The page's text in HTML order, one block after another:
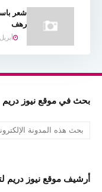
شعر
رهف
أبريل 04, 2017
بحث في موقع نيوز دريم
أرشيف موقع نيوز دريم